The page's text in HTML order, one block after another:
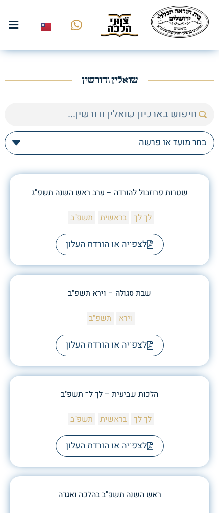
שואלין ודורשין
שטרות פרוזבול להורדה – ערב ראש השנה תשפ"ג
לך לך בראשית תשפ"ב
לצפייה או הורדת העלון
שבת סגולה – וירא תשפ"ב
וירא תשפ"ב
לצפייה או הורדת העלון
הלכות שביעית – לך לך תשפ"ב
לך לך בראשית תשפ"ב
לצפייה או הורדת העלון
ראש השנה תשפ"ב בהלכה ואגדה